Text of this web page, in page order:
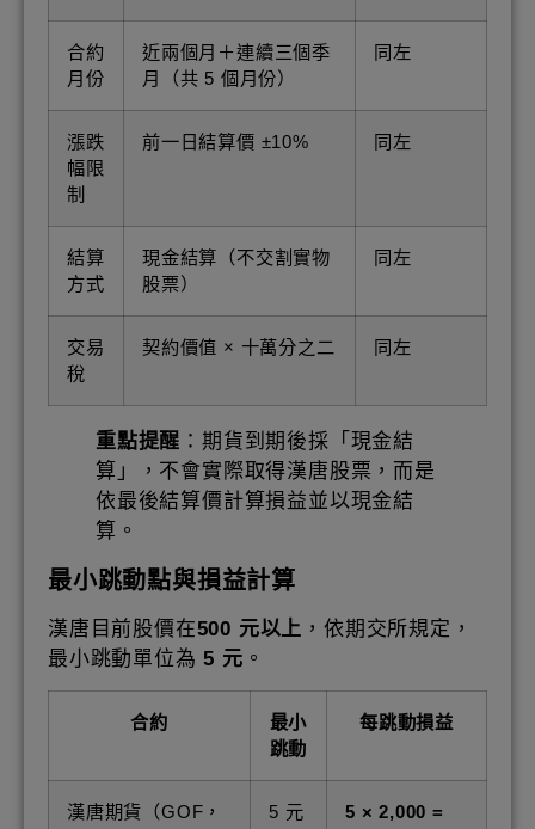
合約
月份
近兩個月＋連續三個季
月（共 5 個月份）
同左
漲跌
幅限
制
前一日結算價 ±10% 同左
結算
方式
現金結算（不交割實物
股票）
同左
交易
稅
契約價值 × 十萬分之二 同左
重點提醒 ：期貨到期後採「現金結
算」，不會實際取得漢唐股票，而是
依最後結算價計算損益並以現金結
算。
最小跳動點與損益計算
漢唐目前股價在500 元以上 ，依期交所規定，
最小跳動單位為5 元 。
合約
最小
跳動
每跳動損益
漢唐期貨（GOF，
5 元
5 × 2,000 =